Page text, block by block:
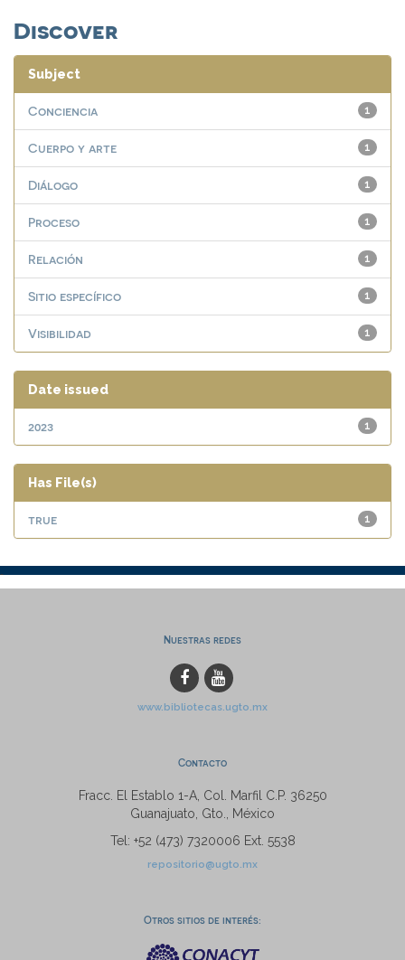
Discover
Subject
1
Conciencia
1
Cuerpo y arte
1
Diálogo
1
Proceso
1
Relación
1
Sitio específico
1
Visibilidad
Date issued
1
2023
Has File(s)
1
true
Nuestras redes
www.bibliotecas.ugto.mx
Contacto
Fracc. El Establo 1-A, Col. Marfil C.P. 36250
Guanajuato, Gto., México
Tel: +52 (473) 7320006 Ext. 5538
repositorio@ugto.mx
Otros sitios de interés: